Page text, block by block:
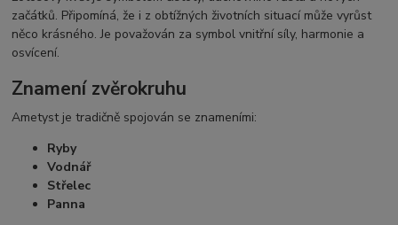
začátků. Připomíná, že i z obtížných životních situací může vyrůst
něco krásného. Je považován za symbol vnitřní síly, harmonie a
osvícení.
Znamení zvěrokruhu
Ametyst je tradičně spojován se znameními:
Ryby
Vodnář
Střelec
Panna